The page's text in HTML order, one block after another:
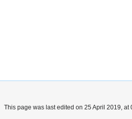
This page was last edited on 25 April 2019, at